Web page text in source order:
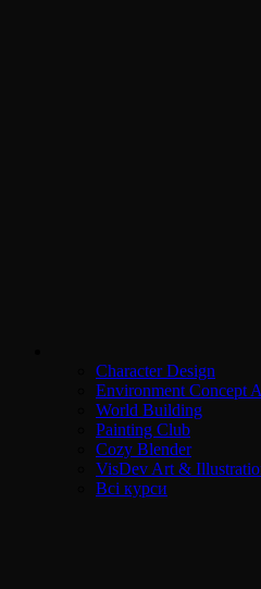
Character Design
Environment Concept
World Building
Painting Club
Cozy Blender
VisDev Art &
Всі курси